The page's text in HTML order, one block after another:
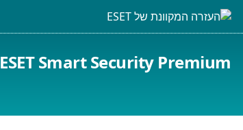
ESET Smart Security Premium